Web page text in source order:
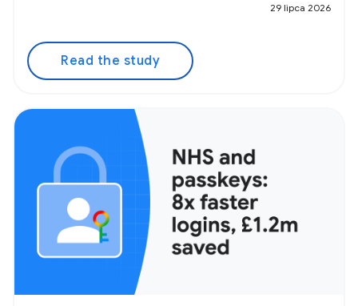
29 lipca 2026
Read the study